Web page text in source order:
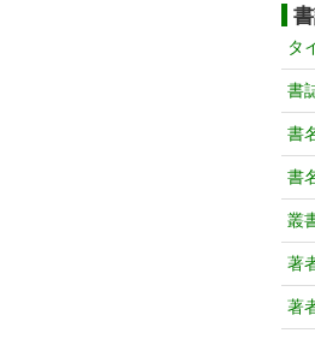
タ
書
書
書
叢
著
著